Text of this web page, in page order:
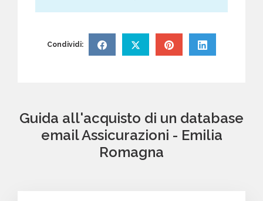
Condividi:
Guida all'acquisto di un database
email Assicurazioni - Emilia
Romagna